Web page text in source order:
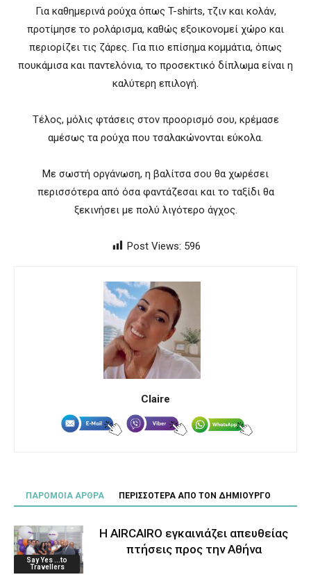
Για καθημερινά ρούχα όπως T-shirts, τζιν και κολάν,
προτίμησε το ρολάρισμα, καθώς εξοικονομεί χώρο και
περιορίζει τις ζάρες. Για πιο επίσημα κομμάτια, όπως
πουκάμισα και παντελόνια, το προσεκτικό δίπλωμα είναι η
καλύτερη επιλογή.
Τέλος, μόλις φτάσεις στον προορισμό σου, κρέμασε
αμέσως τα ρούχα που τσαλακώνονται εύκολα.
Με σωστή οργάνωση, η βαλίτσα σου θα χωρέσει
περισσότερα από όσα φαντάζεσαι και το ταξίδι θα
ξεκινήσει με πολύ λιγότερο άγχος.
Post Views: 596
Claire
ΠΑΡΟΜΟΙΑ ΑΡΘΡΑ ΠΕΡΙΣΣΟΤΕΡΑ ΑΠΟ ΤΟΝ ΔΗΜΙΟΥΡΓΟ
Say Yes ...to
Travellers
Η AIRCAIRO εγκαινιάζει απευθείας
πτήσεις προς την Αθήνα